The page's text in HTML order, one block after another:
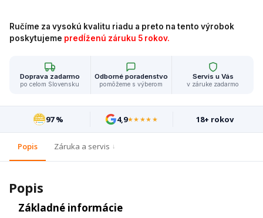
Ručíme za vysokú kvalitu riadu a preto na tento výrobok
poskytujeme predĺženú záruku 5 rokov.
Doprava zadarmo
po celom Slovensku
Odborné poradenstvo
pomôžeme s výberom
Servis u Vás
v záruke zadarmo
97 % 4,9★★★★★ 18+ rokov
Popis Záruka a servis
Popis
Základné informácie